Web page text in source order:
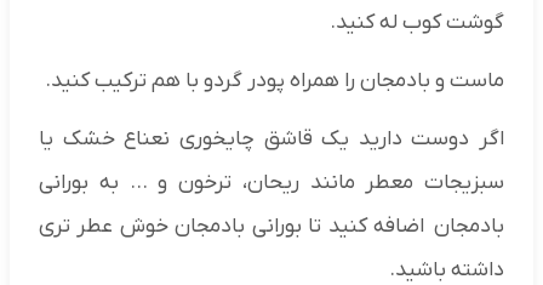
گوشت کوب له کنید.
ماست و بادمجان را همراه پودر گردو با هم ترکیب کنید.
اگر دوست دارید یک قاشق چایخوری نعناع خشک یا
سبزیجات معطر مانند ریحان، ترخون و … به بورانی
بادمجان اضافه کنید تا بورانی بادمجان خوش عطر تری
داشته باشید.